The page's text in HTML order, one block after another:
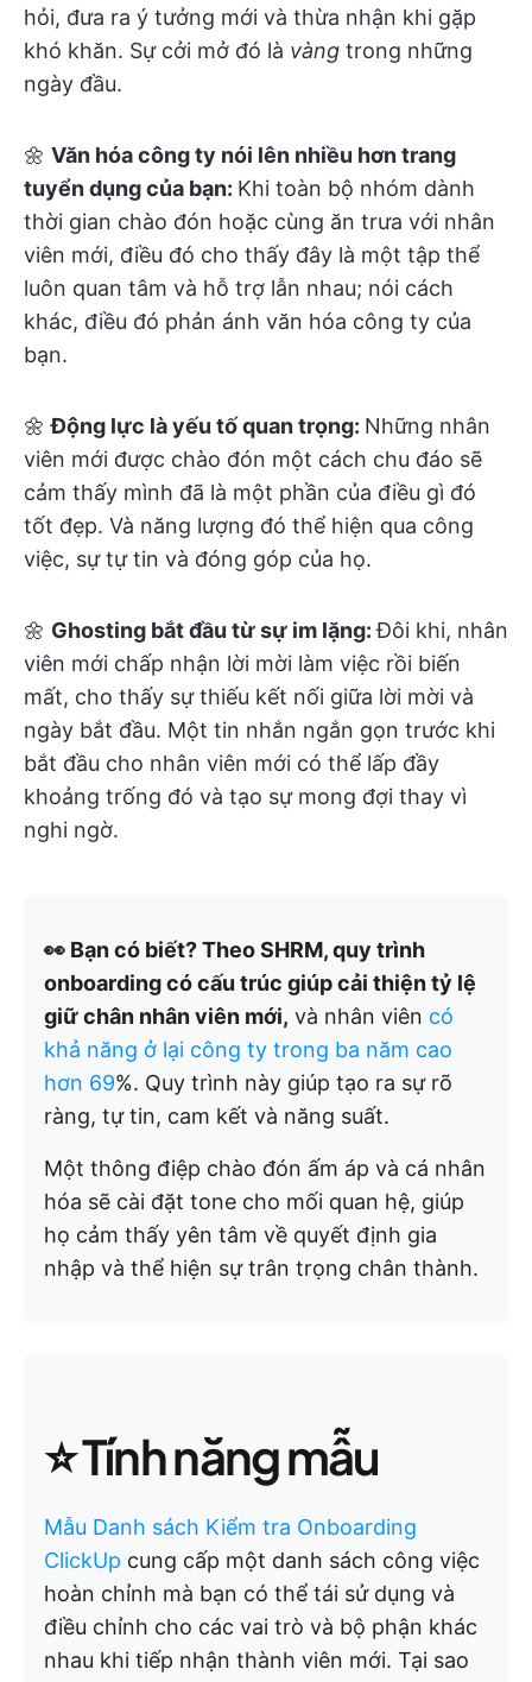
hỏi, đưa ra ý tưởng mới và thừa nhận khi gặp
khó khăn. Sự cởi mở đó là vàng trong những
ngày đầu.
🌼 Văn hóa công ty nói lên nhiều hơn trang
tuyển dụng của bạn: Khi toàn bộ nhóm dành
thời gian chào đón hoặc cùng ăn trưa với nhân
viên mới, điều đó cho thấy đây là một tập thể
luôn quan tâm và hỗ trợ lẫn nhau; nói cách
khác, điều đó phản ánh văn hóa công ty của
bạn.
🌼Động lực là yếu tố quan trọng: Những nhân
viên mới được chào đón một cách chu đáo sẽ
cảm thấy mình đã là một phần của điều gì đó
tốt đẹp. Và năng lượng đó thể hiện qua công
việc, sự tự tin và đóng góp của họ.
🌼 Ghosting bắt đầu từ sự im lặng:Đôi khi, nhân
viên mới chấp nhận lời mời làm việc rồi biến
mất, cho thấy sự thiếu kết nối giữa lời mời và
ngày bắt đầu. Một tin nhắn ngắn gọn trước khi
bắt đầu cho nhân viên mới có thể lấp đầy
khoảng trống đó và tạo sự mong đợi thay vì
nghi ngờ.
👀 Bạn có biết? Theo SHRM, quy trình
onboarding có cấu trúc giúp cải thiện tỷ lệ
giữ chân nhân viên mới, và nhân viên có
khả năng ở lại công ty trong ba năm cao
hơn 69%. Quy trình này giúp tạo ra sự rõ
ràng, tự tin, cam kết và năng suất.
Một thông điệp chào đón ấm áp và cá nhân
hóa sẽ cài đặt tone cho mối quan hệ, giúp
họ cảm thấy yên tâm về quyết định gia
nhập và thể hiện sự trân trọng chân thành.
⭐ Tính năng mẫu
Mẫu Danh sách Kiểm tra Onboarding
ClickUp cung cấp một danh sách công việc
hoàn chỉnh mà bạn có thể tái sử dụng và
điều chỉnh cho các vai trò và bộ phận khác
nhau khi tiếp nhận thành viên mới. Tại sao